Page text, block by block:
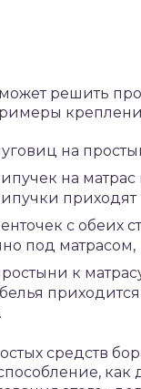
может решить
на
на матрас
приходят
с обеих
под матрасом,
к
средств